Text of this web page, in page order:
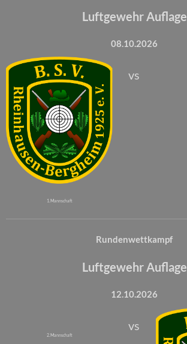
Luftgewehr Auflage
08.10.2026
1. Mannschaft
vs
Rundenwettkampf
Luftgewehr Auflage
12.10.2026
2. Mannschaft
vs